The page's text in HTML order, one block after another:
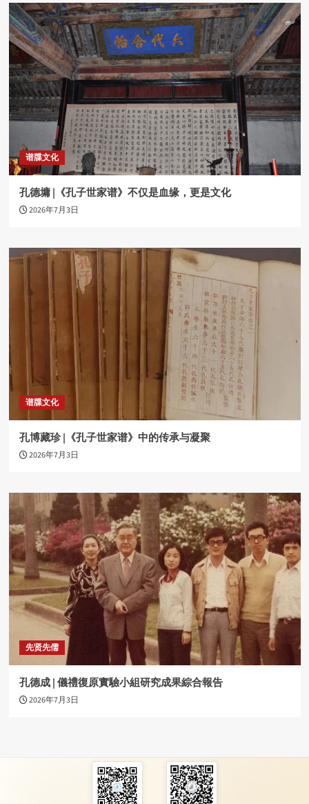
谱牒文化
孔德墉 |《孔子世家谱》不仅是血缘，更是文化
2026年7月3日
谱牒文化
孔博藏珍 |《孔子世家谱》中的传承与凝聚
2026年7月3日
先贤先儒
孔德成 | 儀禮復原實驗小組研究成果綜合報告
2026年7月3日